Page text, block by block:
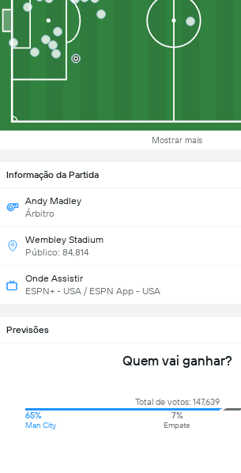
Mostrar mais
Informação da Partida
Andy Madley
Árbitro
Wembley Stadium
Público: 84,814
Onde Assistir
ESPN+ - USA / ESPN App - USA
Previsões
Quem vai ganhar?
Total de votos: 147,639
65%
Man City
7%
Empate